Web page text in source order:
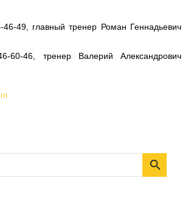
49, главный тренер Роман Геннадьевич
60-46, тренер Валерий Александрович